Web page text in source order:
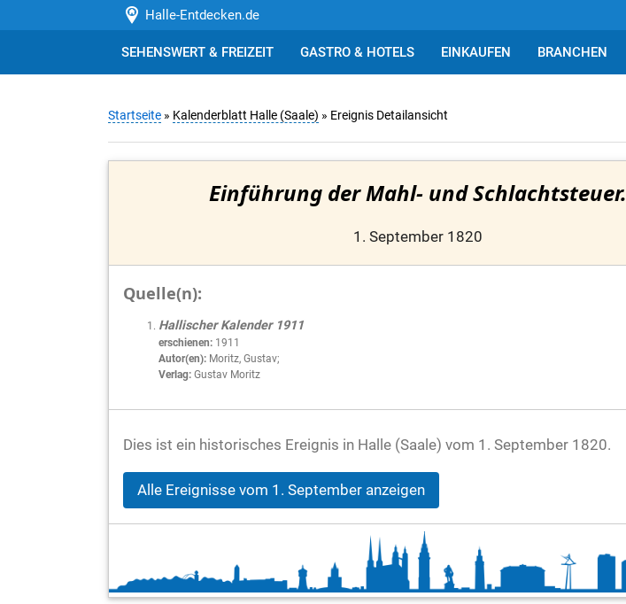
Halle-Entdecken.de
SEHENSWERT & FREIZEIT GASTRO & HOTELS EINKAUFEN BRANCHEN
Startseite » Kalenderblatt Halle (Saale) » Ereignis Detailansicht
Einführung der Mahl- und Schlachtsteuer.
1. September 1820
Quelle(n):
Hallischer Kalender 1911
erschienen: 1911
Autor(en): Moritz, Gustav;
Verlag: Gustav Moritz
Dies ist ein historisches Ereignis in Halle (Saale) vom 1. September 1820.
Alle Ereignisse vom 1. September anzeigen